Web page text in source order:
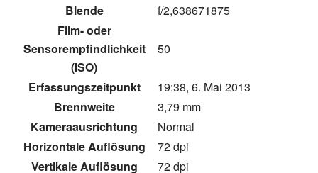
Blende
f/2,638671875
Film- oder
Sensorempfindlichkeit
(ISO)
50
Erfassungszeitpunkt
19:38, 6. Mai 2013
Brennweite
3,79 mm
Kameraausrichtung
Normal
Horizontale Auflösung
72 dpi
Vertikale Auflösung
72 dpi